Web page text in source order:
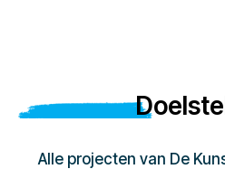
Alle projecten van De